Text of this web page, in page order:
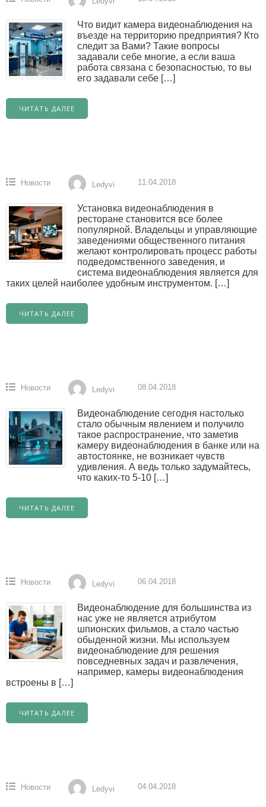
Что видит камера видеонаблюдения на
въезде на территорию предприятия? Кто
следит за Вами? Такие вопросы
задавали себе многие, а если ваша
работа связана с безопасностью, то вы
его задавали себе […]
ЧИТАТЬ ДАЛЕЕ
Новости Ledyvi 11.04.2018
Установка видеонаблюдения в
ресторане становится все более
популярной. Владельцы и управляющие
заведениями общественного питания
желают контролировать процесс работы
подведомственного заведения, и
система видеонаблюдения является для
таких целей наиболее удобным инструментом. […]
ЧИТАТЬ ДАЛЕЕ
Новости Ledyvi 08.04.2018
Видеонаблюдение сегодня настолько
стало обычным явлением и получило
такое распространение, что заметив
камеру видеонаблюдения в банке или на
автостоянке, не возникает чувств
удивления. А ведь только задумайтесь,
что каких-то 5-10 […]
ЧИТАТЬ ДАЛЕЕ
Новости Ledyvi 06.04.2018
Видеонаблюдение для большинства из
нас уже не является атрибутом
шпионских фильмов, а стало частью
обыденной жизни. Мы используем
видеонаблюдение для решения
повседневных задач и развлечения,
например, камеры видеонаблюдения
встроены в […]
ЧИТАТЬ ДАЛЕЕ
Новости Ledyvi 04.04.2018